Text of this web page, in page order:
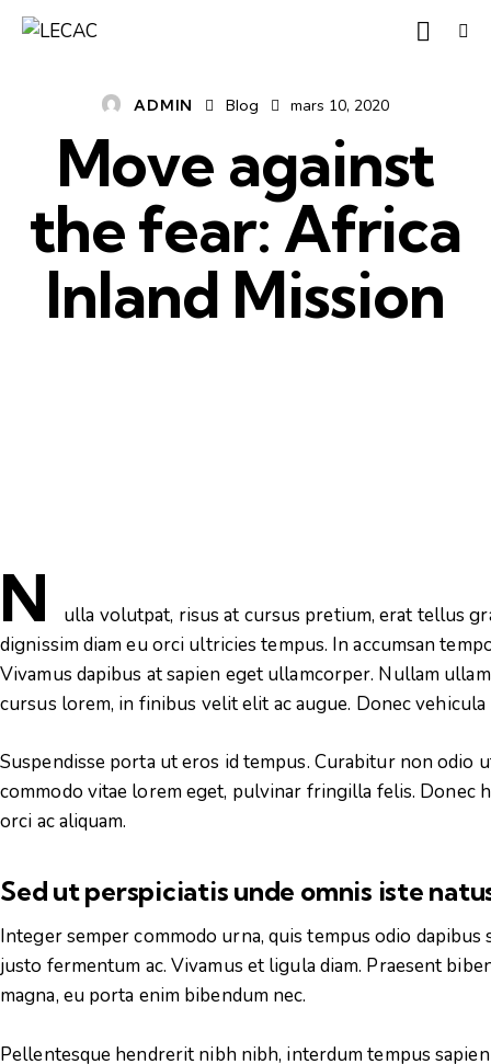
ADMIN Blog mars 10, 2020
Move against
the fear: Africa
Inland Mission
N
ulla volutpat, risus at cursus pretium, erat tellus
dignissim diam eu orci ultricies tempus. In accumsan
Vivamus dapibus at sapien eget ullamcorper. Nullam
cursus lorem, in finibus velit elit ac augue. Donec
Suspendisse porta ut eros id tempus. Curabitur non odio
commodo vitae lorem eget, pulvinar fringilla felis. Donec
orci ac aliquam.
Sed ut perspiciatis unde omnis iste
Integer semper commodo urna, quis tempus odio
justo fermentum ac. Vivamus et ligula diam. Praesent
magna, eu porta enim bibendum nec.
Pellentesque hendrerit nibh nibh, interdum tempus